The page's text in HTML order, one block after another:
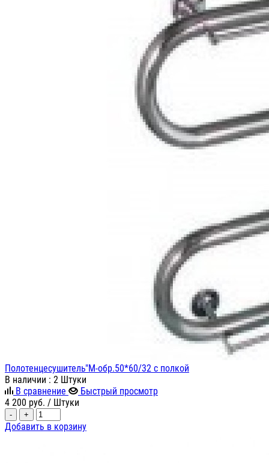
Полотенцесушитель"М-обр.50*60/32 с полкой
В наличии : 2 Штуки
В сравнение
Быстрый просмотр
4 200 руб. / Штуки
- +
Добавить в корзину